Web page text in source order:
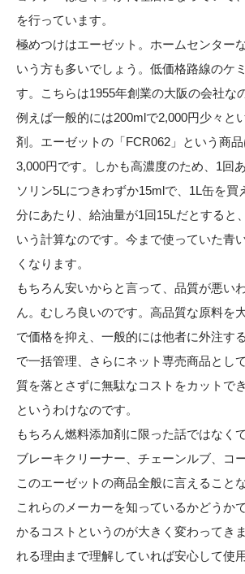
を行っています。
極めつけはエーゼット。ホームセンター
いう方も多いでしょう。低価格路線のケ
す。こちらは1955年創業の大阪の会社な
例えば一般的には200mlで2,000円少々と
剤。エーゼットの「FCR062」という商
3,000円です。しかも高濃度のため、1回
ソリン5Lにつきわずか15mlで、1L缶を買
分にあたり、給油量が1回15Lだとすると
いう計算なのです。今まで使っていた青
くなります。
もちろん安いからと言って、品質が悪い
ん。むしろ良いのです。高品質な原料を
で価格を抑え、一般的には他者に外注す
で一括管理、さらにネット専売商品とし
質を落とさずに無駄なコストをカットで
というわけなのです。
もちろん燃料添加剤に限った話ではなく
ブレーキクリーナー、チェーンルブ、コ
このエーゼットの商品全般に言えること
これらのメーカーを知っているかどうか
かるコストというのが大きく変わってき
れる理由まで理解していれば安心して使